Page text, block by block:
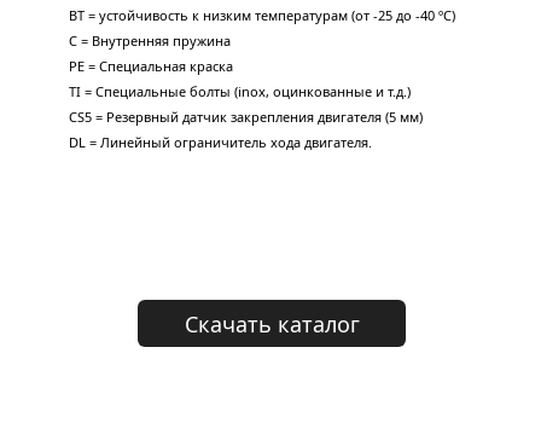
Скачать каталог
BT = устойчивость к низким температурам (от -25 до -40 ºC)
C = Внутренняя пружина
PE = Специальная краска
TI = Специальные болты (inox, оцинкованные и т.д.)
CS5 = Резервный датчик закрепления двигателя (5 мм)
DL = Линейный ограничитель хода двигателя.